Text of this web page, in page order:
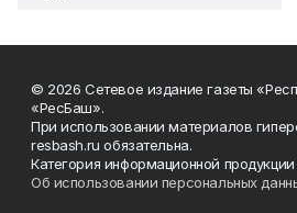
© 2026 Сетевое издание газеты
«РесБаш».
При использовании материалов
resbash.ru обязательна.
Категория информационной продукции
Об использовании персональных